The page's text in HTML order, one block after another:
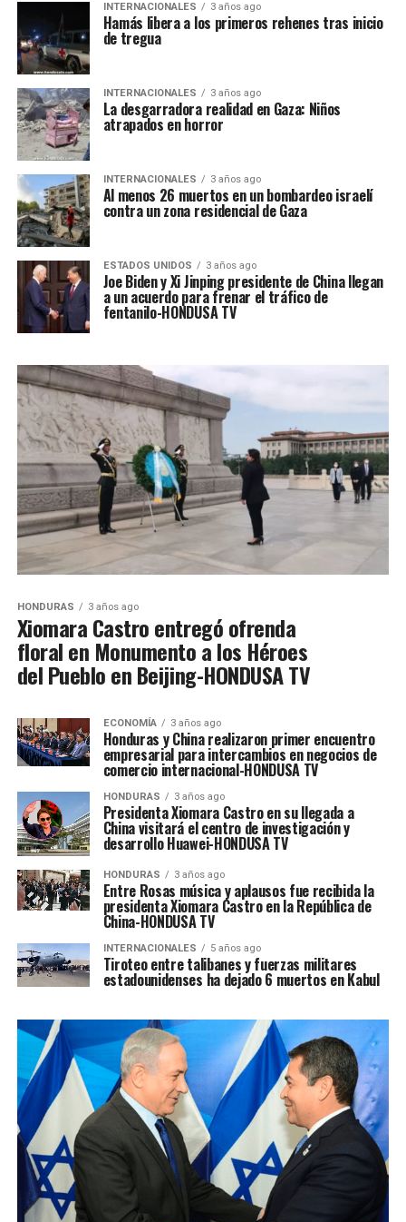
INTERNACIONALES 3 años ago
Hamás libera a los primeros rehenes tras inicio
de tregua
INTERNACIONALES 3 años ago
La desgarradora realidad en Gaza: Niños
atrapados en horror
INTERNACIONALES 3 años ago
Al menos 26 muertos en un bombardeo israelí
contra un zona residencial de Gaza
ESTADOS UNIDOS 3 años ago
Joe Biden y Xi Jinping presidente de China llegan
a un acuerdo para frenar el tráfico de
fentanilo-HONDUSA TV
HONDURAS 3 años ago
Xiomara Castro entregó ofrenda
floral en Monumento a los Héroes
del Pueblo en Beijing-HONDUSA TV
ECONOMÍA 3 años ago
Honduras y China realizaron primer encuentro
empresarial para intercambios en negocios de
comercio internacional-HONDUSA TV
HONDURAS 3 años ago
Presidenta Xiomara Castro en su llegada a
China visitará el centro de investigación y
desarrollo Huawei-HONDUSA TV
HONDURAS 3 años ago
Entre Rosas música y aplausos fue recibida la
presidenta Xiomara Castro en la República de
China-HONDUSA TV
INTERNACIONALES 5 años ago
Tiroteo entre talibanes y fuerzas militares
estadounidenses ha dejado 6 muertos en Kabul